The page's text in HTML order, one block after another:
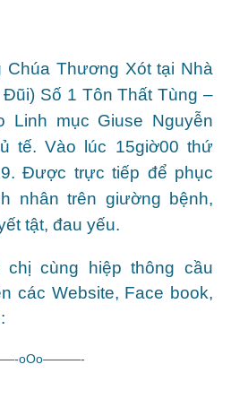
Chúa Thương Xót tại Nhà
Đũi) Số 1 Tôn Thất Tùng –
Linh mục Giuse Nguyễn
tế. Vào lúc 15giờ00 thứ
Được trực tiếp để phục
nhân trên giường bệnh,
tật, đau yếu.
cùng hiệp thông cầu
các Website, Face book,
oOo———-